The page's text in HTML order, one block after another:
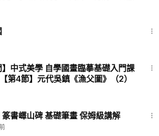
】中式美學 自學國畫臨摹基礎入門課
第4節】元代吳鎮《漁父圖》（2）
書嶧山碑 基礎筆畫 保姆級講解